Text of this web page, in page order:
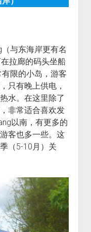
与东海岸更有名
拉廊的码头坐船
限的小岛，游客
只有晚上供电，
水。在这里除了
非常适合喜欢发
以南，有更多的
客也多一些。这
（5-10月）关